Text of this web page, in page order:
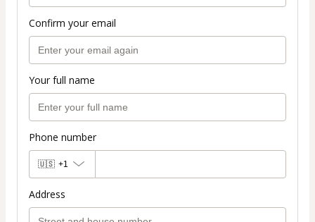
Confirm your email
Your full name
Phone number
🇺🇸 +1
Address